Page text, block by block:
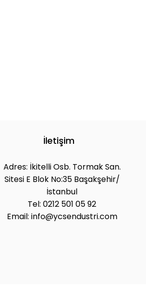
İletişim
Adres: İkitelli Osb. Tormak San.
Sitesi E Blok No:35 Başakşehir/
İstanbul
Tel: 0212 501 05 92
Email: info@ycsendustri.com